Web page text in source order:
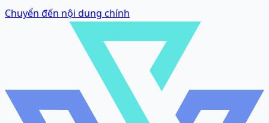
Chuyển đến nội dung chính